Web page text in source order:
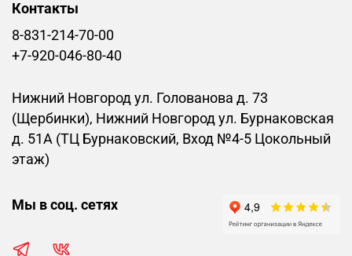
Контакты
8-831-214-70-00
+7-920-046-80-40
Нижний Новгород ул. Голованова д. 73
(Щербинки), Нижний Новгород ул. Бурнаковская
д. 51А (ТЦ Бурнаковский, Вход №4-5 Цокольный
этаж)
Мы в соц. сетях